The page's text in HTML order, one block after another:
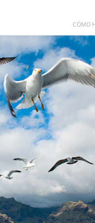
CÓMO